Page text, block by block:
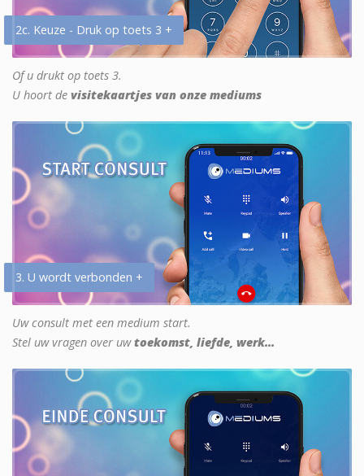
2c. Keuze - Druk op toets 3 +
Of u drukt op toets 3.
U hoort de visitekaartjes van onze mediums
3. U wordt verbonden +
Uw consult met een medium start.
Stel uw vragen over uwtoekomst, liefde, werk...